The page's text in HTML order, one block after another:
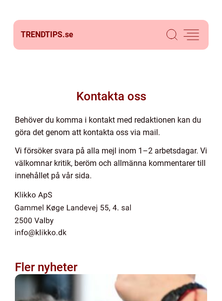
TRENDTIPS.se
Kontakta oss
Behöver du komma i kontakt med redaktionen kan du
göra det genom att kontakta oss via mail.
Vi försöker svara på alla mejl inom 1–2 arbetsdagar. Vi
välkomnar kritik, beröm och allmänna kommentarer till
innehållet på vår sida.
Fler nyheter